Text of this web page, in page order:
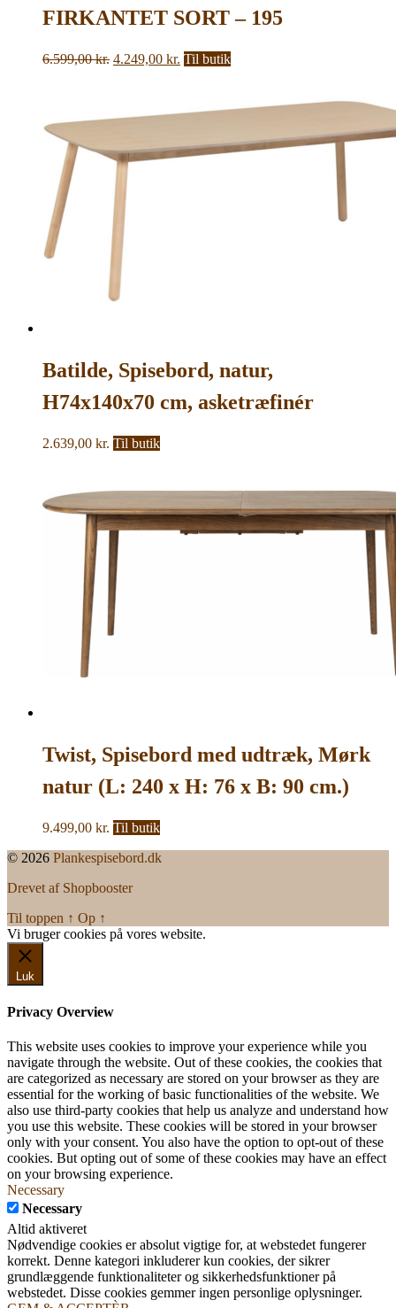
FIRKANTET SORT – 195
6.599,00kr. Den
6.599,00 kr..
4.249,00 kr. Den
Til butik
Batilde, Spisebord, natur,
H74x140x70 cm, asketræfinér
2.639,00 kr. Til butik
Twist, Spisebord med udtræk, Mørk
natur (L: 240 x H: 76 x B: 90 cm.)
9.499,00 kr. Til butik
© 2026 Plankespisebord.dk
Drevet af Shopbooster
Til toppen ↑ Op ↑
Vi bruger cookies på vores website.
Luk
Privacy Overview
This website uses cookies to improve your experience while you
navigate through the website. Out of these cookies, the cookies that
are categorized as necessary are stored on your browser as they are
essential for the working of basic functionalities of the website. We
also use third-party cookies that help us analyze and understand how
you use this website. These cookies will be stored in your browser
only with your consent. You also have the option to opt-out of these
cookies. But opting out of some of these cookies may have an effect
on your browsing experience.
Necessary
Necessary
Altid aktiveret
Nødvendige cookies er absolut vigtige for, at webstedet fungerer
korrekt. Denne kategori inkluderer kun cookies, der sikrer
grundlæggende funktionaliteter og sikkerhedsfunktioner på
webstedet. Disse cookies gemmer ingen personlige oplysninger.